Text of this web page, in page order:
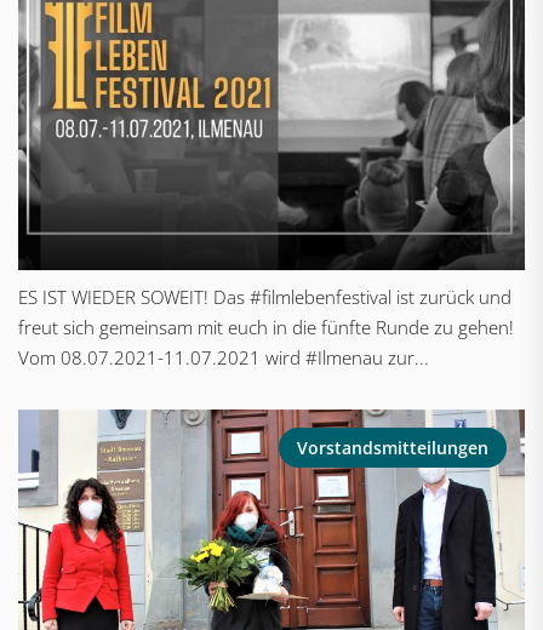
ES IST WIEDER SOWEIT! Das #filmlebenfestival ist zurück und
freut sich gemeinsam mit euch in die fünfte Runde zu gehen!
Vom 08.07.2021-11.07.2021 wird #Ilmenau zur...
Vorstandsmitteilungen